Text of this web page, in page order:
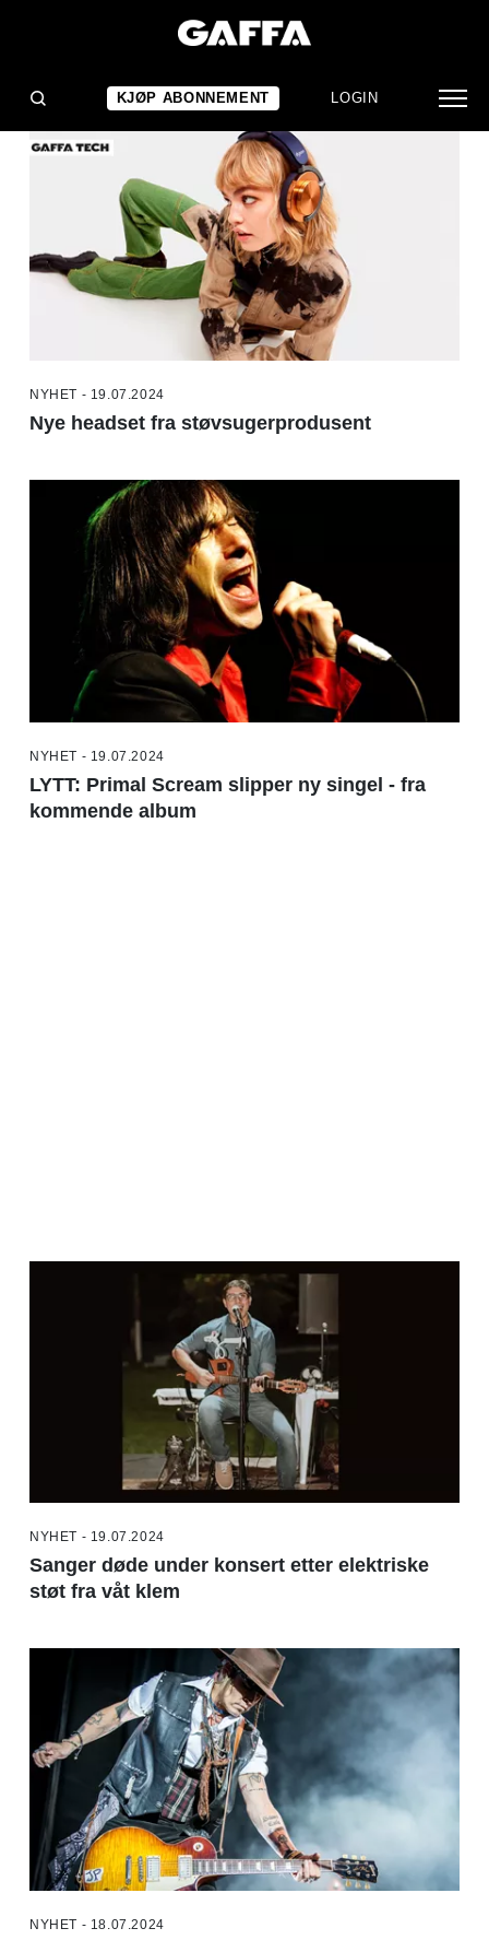
KJØP ABONNEMENT LOGIN
NYHET - 19.07.2024
Nye headset fra støvsugerprodusent
NYHET - 19.07.2024
LYTT: Primal Scream slipper ny singel - fra
kommende album
NYHET - 19.07.2024
Sanger døde under konsert etter elektriske
støt fra våt klem
NYHET - 18.07.2024